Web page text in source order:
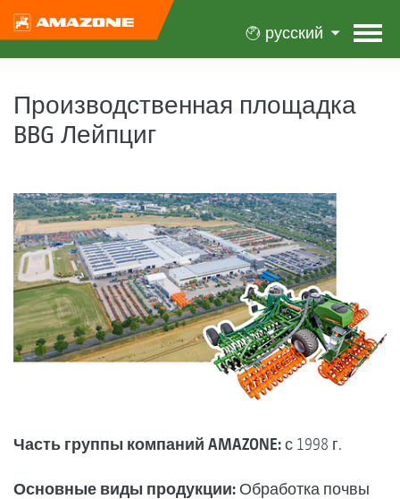
русский
Производственная площадка
BBG Лейпциг
Часть группы компаний AMAZONE:с 1998 г.
Основные виды продукции: Обработка почвы